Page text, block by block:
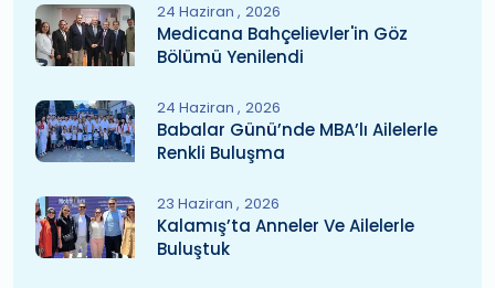
24 Haziran 2026
Medicana Bahçelievler'in Göz
Bölümü Yenilendi
24 Haziran 2026
Babalar Günü’nde MBA’lı Ailelerle
Renkli Buluşma
23 Haziran 2026
Kalamış’ta Anneler Ve Ailelerle
Buluştuk